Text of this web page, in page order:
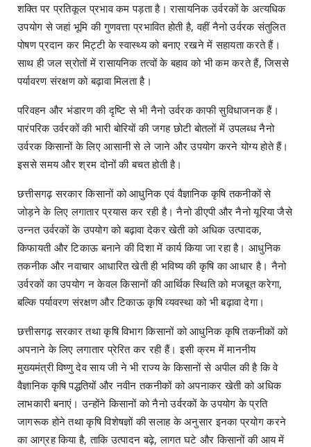
शक्ति पर प्रतिकूल प्रभाव कम पड़ता है। रासायनिक उर्वरकों के अत्यधिक
उपयोग से जहां भूमि की गुणवत्ता प्रभावित होती है, वहीं नैनो उर्वरक संतुलित
पोषण प्रदान कर मिट्टी के स्वास्थ्य को बनाए रखने में सहायता करते हैं।
साथ ही जल स्रोतों में रासायनिक तत्वों के बहाव को भी कम करते हैं, जिससे
पर्यावरण संरक्षण को बढ़ावा मिलता है।
परिवहन और भंडारण की दृष्टि से भी नैनो उर्वरक काफी सुविधाजनक हैं।
पारंपरिक उर्वरकों की भारी बोरियों की जगह छोटी बोतलों में उपलब्ध नैनो
उर्वरक किसानों के लिए आसानी से ले जाने और उपयोग करने योग्य होते हैं।
इससे समय और श्रम दोनों की बचत होती है।
छत्तीसगढ़ सरकार किसानों को आधुनिक एवं वैज्ञानिक कृषि तकनीकों से
जोड़ने के लिए लगातार प्रयास कर रही है। नैनो डीएपी और नैनो यूरिया जैसे
उन्नत उर्वरकों के उपयोग को बढ़ावा देकर खेती को अधिक उत्पादक,
किफायती और टिकाऊ बनाने की दिशा में कार्य किया जा रहा है। आधुनिक
तकनीक और नवाचार आधारित खेती ही भविष्य की कृषि का आधार है। नैनो
उर्वरकों का उपयोग न केवल किसानों की आर्थिक स्थिति को मजबूत करेगा,
बल्कि पर्यावरण संरक्षण और टिकाऊ कृषि व्यवस्था को भी बढ़ावा देगा।
छत्तीसगढ़ सरकार तथा कृषि विभाग किसानों को आधुनिक कृषि तकनीकों को
अपनाने के लिए लगातार प्रेरित कर रही हैं। इसी क्रम में माननीय
मुख्यमंत्री विष्णु देव साय जी ने भी राज्य के किसानों से अपील की है कि वे
वैज्ञानिक कृषि पद्धतियों और नवीन तकनीकों को अपनाकर खेती को अधिक
लाभकारी बनाएं। उन्होंने किसानों को नैनो उर्वरकों के उपयोग के प्रति
जागरूक होने तथा कृषि विशेषज्ञों की सलाह के अनुसार इनका प्रयोग करने
का आग्रह किया है, ताकि उत्पादन बढ़े, लागत घटे और किसानों की आय में